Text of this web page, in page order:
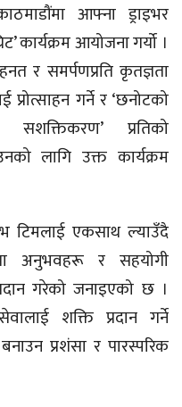
आफ्ना ड्राइभर
कार्यक्रम आयोजना गर्यो ।
र समर्पणप्रति कृतज्ञता
गर्ने र ‘छनोटको
सशक्तिकरण’ प्रतिको
लागि उक्त कार्यक्रम
टिमलाई एकसाथ ल्याउँदै
अनुभवहरू र सहयोगी
गरेको जनाइएको छ ।
शक्ति प्रदान गर्ने
प्रशंसा र पारस्परिक